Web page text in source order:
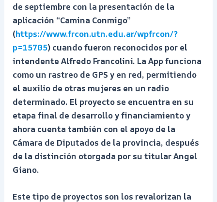
de septiembre con la presentación de la
aplicación “Camina Conmigo”
(https://www.frcon.utn.edu.ar/wpfrcon/?
p=15705) cuando fueron reconocidos por el
intendente Alfredo Francolini. La App funciona
como un rastreo de GPS y en red, permitiendo
el auxilio de otras mujeres en un radio
determinado. El proyecto se encuentra en su
etapa final de desarrollo y financiamiento y
ahora cuenta también con el apoyo de la
Cámara de Diputados de la provincia, después
de la distinción otorgada por su titular Angel
Giano.
Este tipo de proyectos son los revalorizan la